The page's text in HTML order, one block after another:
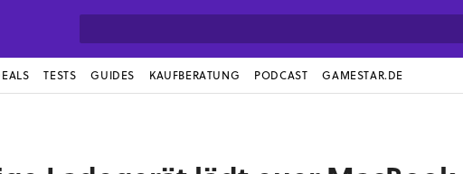
TESTS GUIDES KAUFBERATUNG PODCAST GAMESTAR.DE